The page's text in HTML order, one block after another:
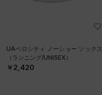
UAベロシティ ノーショー ソックス
（ランニング/UNISEX）
￥2,420